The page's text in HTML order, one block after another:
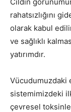
rahatsızlığını
olarak kabul
ve sağlıklı
yatırımdır.
Vücudumuzdaki
sistemimizdeki
çevresel